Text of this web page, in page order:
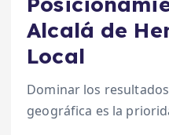
Alcalá de
Local
Dominar los
geográfica es la